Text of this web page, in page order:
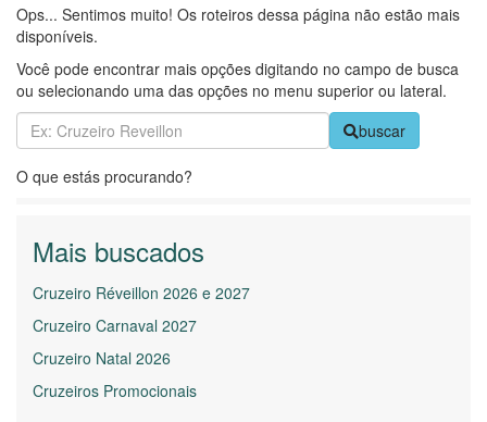
Ops... Sentimos muito! Os roteiros dessa página não estão mais
disponíveis.
Você pode encontrar mais opções digitando no campo de busca
ou selecionando uma das opções no menu superior ou lateral.
buscar
O que estás procurando?
Mais buscados
Cruzeiro Réveillon 2026 e 2027
Cruzeiro Carnaval 2027
Cruzeiro Natal 2026
Cruzeiros Promocionais